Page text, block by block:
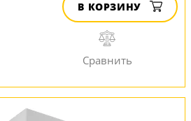
В КОРЗИНУ